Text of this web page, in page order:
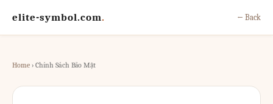
elite-symbol.com. ← Back
Home› Chính Sách Bảo Mật